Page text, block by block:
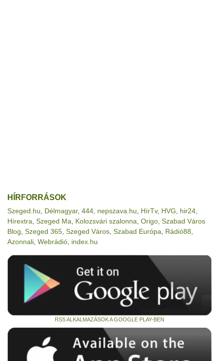
HÍRFORRÁSOK
Szeged.hu Délmagyar, 444 nepszava.hu HírTv, HVG hir24
Hírextra Szeged Ma Kolozsvári szalonna Origo Szabad Város
Blog Szeged 365 Szeged Város Szabad Európa Rádió88
Azonnali Webrádió index.hu
RSS ALKALMAZÁSOK A GOOGLE PLAY-BEN